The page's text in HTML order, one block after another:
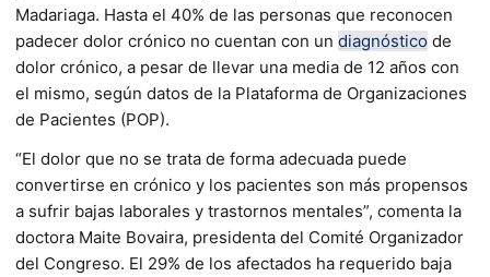
Madariaga. Hasta el 40% de las personas que reconocen
padecer dolor crónico no cuentan con un diagnóstico de
dolor crónico, a pesar de llevar una media de 12 años con
el mismo, según datos de la Plataforma de Organizaciones
de Pacientes (POP).
“El dolor que no se trata de forma adecuada puede
convertirse en crónico y los pacientes son más propensos
a sufrir bajas laborales y trastornos mentales”, comenta la
doctora Maite Bovaira, presidenta del Comité Organizador
del Congreso. El 29% de los afectados ha requerido baja